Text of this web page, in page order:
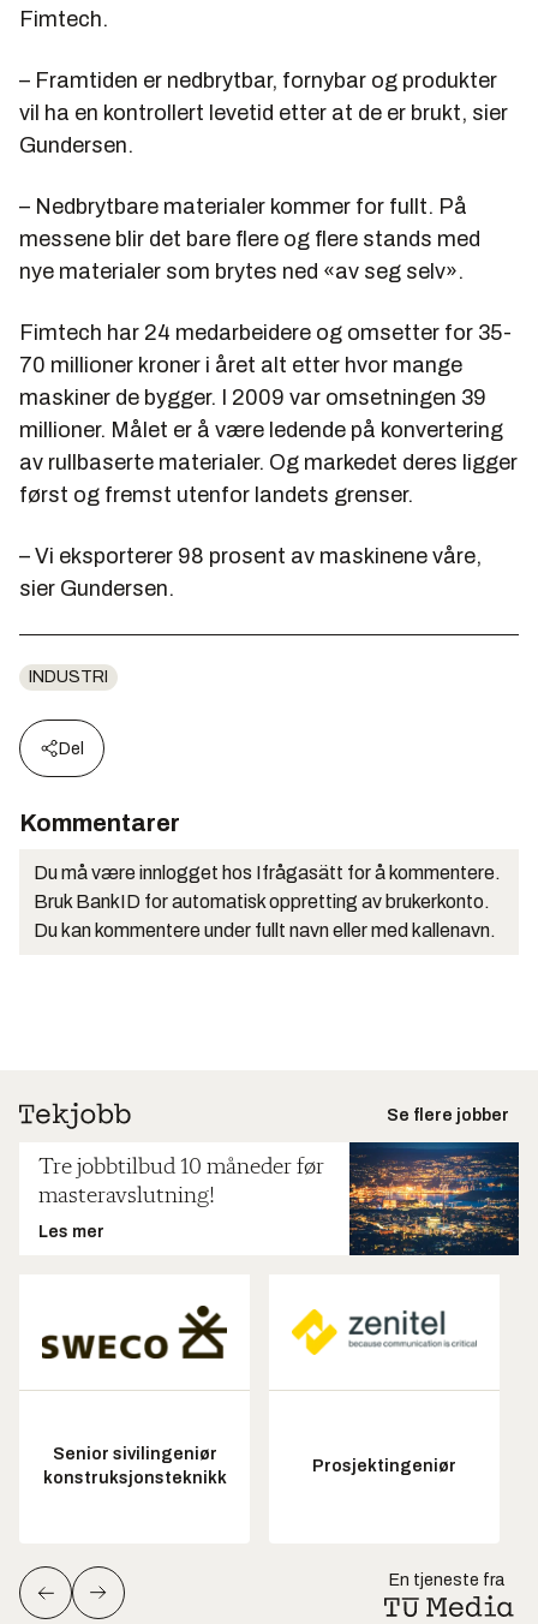
Fimtech.
– Framtiden er nedbrytbar, fornybar og produkter
vil ha en kontrollert levetid etter at de er brukt, sier
Gundersen.
– Nedbrytbare materialer kommer for fullt. På
messene blir det bare flere og flere stands med
nye materialer som brytes ned «av seg selv».
Fimtech har 24 medarbeidere og omsetter for 35-
70 millioner kroner i året alt etter hvor mange
maskiner de bygger. I 2009 var omsetningen 39
millioner. Målet er å være ledende på konvertering
av rullbaserte materialer. Og markedet deres ligger
først og fremst utenfor landets grenser.
– Vi eksporterer 98 prosent av maskinene våre,
sier Gundersen.
INDUSTRI
Del
Kommentarer
Du må være innlogget hos Ifrågasätt for å kommentere.
Bruk BankID for automatisk oppretting av brukerkonto.
Du kan kommentere under fullt navn eller med kallenavn.
Se flere jobber
Tre jobbtilbud 10 måneder før
masteravslutning!
Les mer
Senior sivilingeniør
konstruksjonsteknikk
Prosjektingeniør
En tjeneste fra